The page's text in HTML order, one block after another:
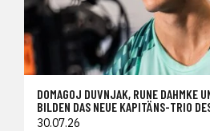
DOMAGOJ DUVNJAK, RUNE DAHMKE
BILDEN DAS NEUE KAPITÄNS-TRIO
30.07.26